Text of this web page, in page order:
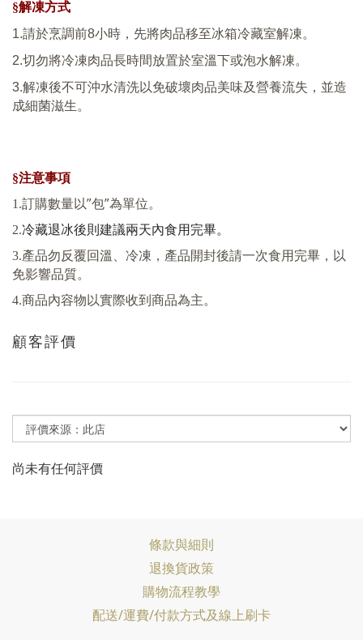
§解凍方式
1.請於烹調前8小時，先將肉品移至冰箱冷藏室解凍。
2.切勿將冷凍肉品長時間放置於室溫下或泡水解凍。
3.解凍後不可沖水清洗以免破壞肉品美味及營養流失，並造
成細菌滋生。
§注意事項
1.訂購數量以”包”為單位。
2.冷藏退冰後則建議兩天內食用完畢。
3.產品勿反覆回溫、冷凍，產品開封後請一次食用完畢，以
免影響品質。
4.商品內容物以實際收到商品為主。
顧客評價
尚未有任何評價
條款與細則
退換貨政策
購物流程教學
配送/運費/付款方式及線上刷卡